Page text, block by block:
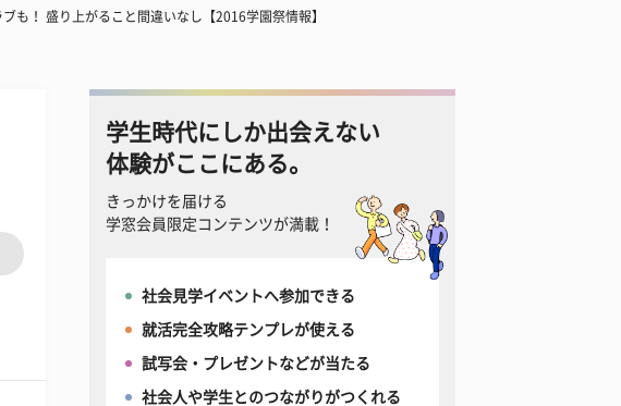
も！ 盛り上がること間違いなし【2016学園祭情報】
学生時代にしか出会えない
体験がここにある。
きっかけを届ける
学窓会員限定コンテンツが満載！
社会見学イベントへ参加できる
就活完全攻略テンプレが使える
試写会・プレゼントなどが当たる
社会人や学生とのつながりがつくれる